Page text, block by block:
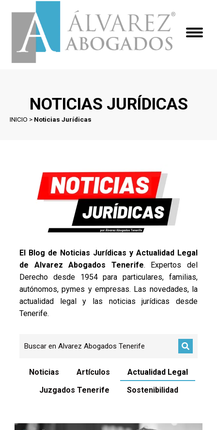
NOTICIAS JURÍDICAS
INICIO > Noticias Jurídicas
El Blog de Noticias Jurídicas y Actualidad Legal
de Alvarez Abogados Tenerife. Expertos del
Derecho desde 1954 para particulares, familias,
autónomos, pymes y empresas. Las novedades, la
actualidad legal y las noticias jurídicas desde
Tenerife.
Noticias Artículos
Actualidad Legal
Juzgados Tenerife
Sostenibilidad